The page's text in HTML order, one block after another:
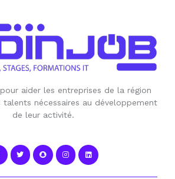
aider les entreprises de la région
nécessaires au développement
de leur activité.